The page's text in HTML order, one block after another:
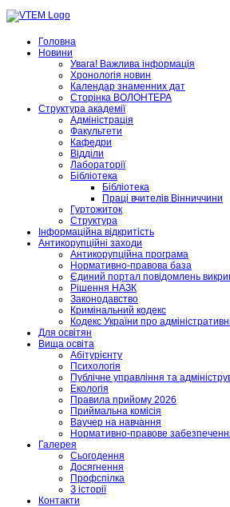
Головна
Новини
Увага! Важлива інформація
Хронологія новин
Календар знаменних дат
Сторінка ВОЛОНТЕРА
Структура академії
Адміністрація
Факультети
Кафедри
Відділи
Лабораторії
Бібліотека
Бібліотека
Праці вчителів Вінниччини
Гуртожиток
Структура
Інформаційна відкритість
Антикорупційні заходи
Антикорупційна програма
Нормативно-правова база
Єдиний портал повідомлень
Рішення НАЗК
Законодавство
Кримінальний кодекс
Кодекс України про
Для освітян
Вища освіта
Абітурієнту
Психологія
Публічне управління та
Екологія
Правила прийому 2026
Приймальна комісія
Ваучер на навчання
Нормативно-правове
Галерея
Сьогодення
Досягнення
Профспілка
З історії
Контакти